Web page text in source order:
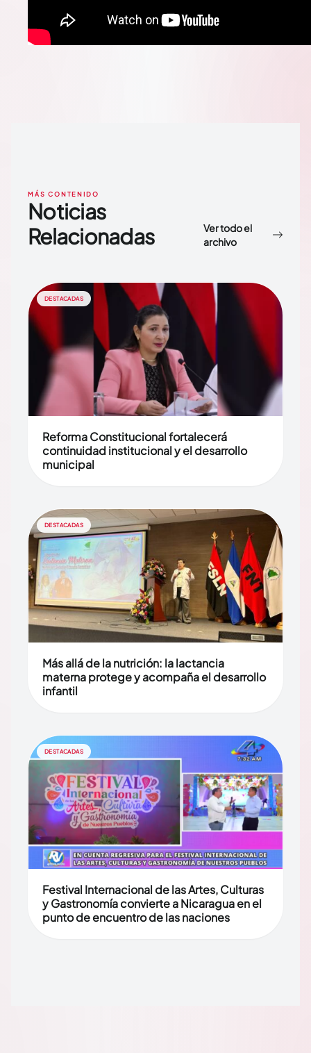
MÁS CONTENIDO
Noticias
Relacionadas
Ver todo el
archivo
DESTACADAS
Reforma Constitucional fortalecerá
continuidad institucional y el desarrollo
municipal
DESTACADAS
Más allá de la nutrición: la lactancia
materna protege y acompaña el desarrollo
infantil
DESTACADAS
Festival Internacional de las Artes, Culturas
y Gastronomía convierte a Nicaragua en el
punto de encuentro de las naciones